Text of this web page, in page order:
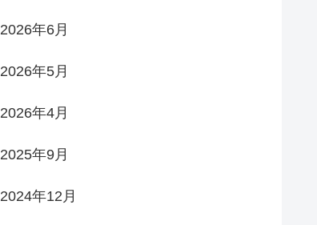
2026年6月
2026年5月
2026年4月
2025年9月
2024年12月